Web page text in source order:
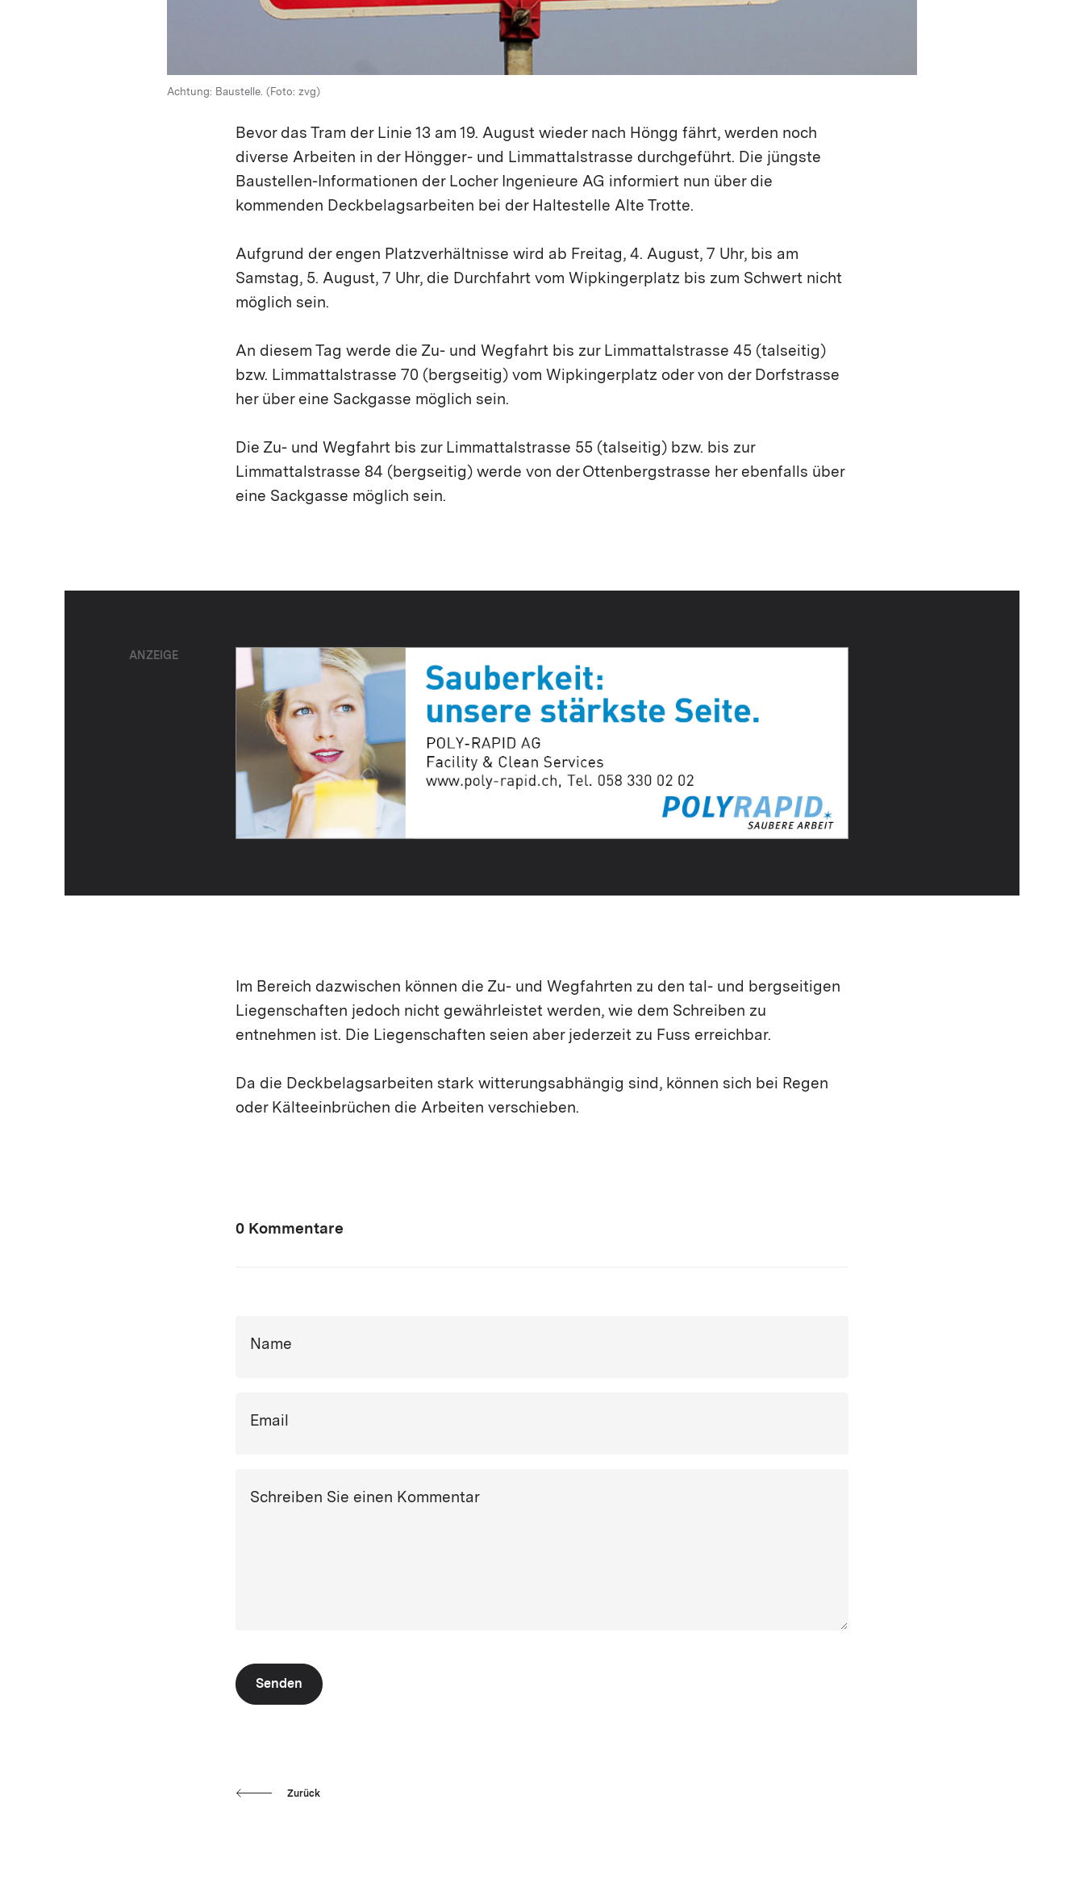
Achtung: Baustelle. (Foto: zvg)
Bevor das Tram der Linie 13 am 19. August wieder nach Höngg fährt, werden noch
diverse Arbeiten in der Höngger- und Limmattalstrasse durchgeführt. Die jüngste
Baustellen-Informationen der Locher Ingenieure AG informiert nun über die
kommenden Deckbelagsarbeiten bei der Haltestelle Alte Trotte.
Aufgrund der engen Platzverhältnisse wird ab Freitag, 4. August, 7 Uhr, bis am
Samstag, 5. August, 7 Uhr, die Durchfahrt vom Wipkingerplatz bis zum Schwert nicht
möglich sein.
An diesem Tag werde die Zu- und Wegfahrt bis zur Limmattalstrasse 45 (talseitig)
bzw. Limmattalstrasse 70 (bergseitig) vom Wipkingerplatz oder von der Dorfstrasse
her über eine Sackgasse möglich sein.
Die Zu- und Wegfahrt bis zur Limmattalstrasse 55 (talseitig) bzw. bis zur
Limmattalstrasse 84 (bergseitig) werde von der Ottenbergstrasse her ebenfalls über
eine Sackgasse möglich sein.
ANZEIGE
Im Bereich dazwischen können die Zu- und Wegfahrten zu den tal- und bergseitigen
Liegenschaften jedoch nicht gewährleistet werden, wie dem Schreiben zu
entnehmen ist. Die Liegenschaften seien aber jederzeit zu Fuss erreichbar.
Da die Deckbelagsarbeiten stark witterungsabhängig sind, können sich bei Regen
oder Kälteeinbrüchen die Arbeiten verschieben.
0 Kommentare
Name
Email
Schreiben Sie einen Kommentar
Senden
Zurück